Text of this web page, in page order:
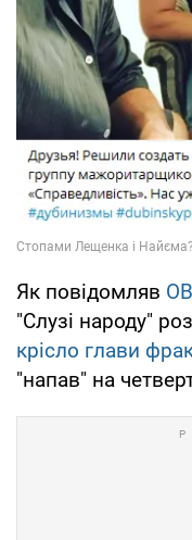
Як повідомляв
"Слузі народу"
крісло глави
"напав" на